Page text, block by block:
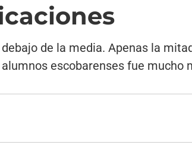
de la media. Apenas la
escobarenses fue mucho